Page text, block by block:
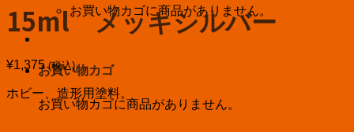
お買い物カゴに商品がありません。
お買い物カゴ
お買い物カゴに商品がありません。
15ml メッキシルバー
¥1,375 (税込)
ホビー、造形用塗料。